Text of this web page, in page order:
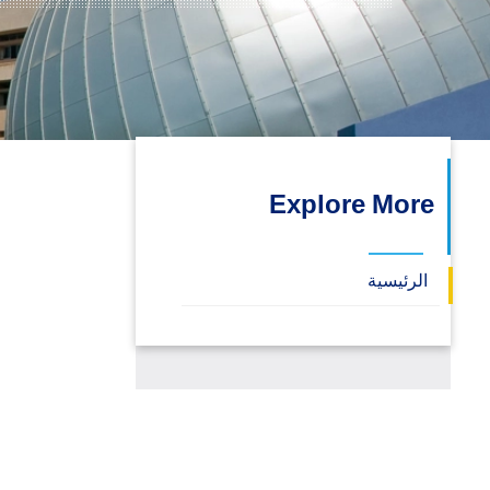
التدريب والخدمة المجتمعية
الإستشارات
Explore More
الرئيسية